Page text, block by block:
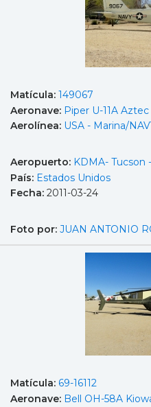
Matícula: 149067
Aeronave: Piper U-11A Aztec
Aerolínea: USA - Marina/
Aeropuerto: KDMA- Tucson
País: Estados Unidos
Fecha: 2011-03-24
Foto por: JUAN ANTONIO
Matícula: 69-16112
Aeronave: Bell OH-58A